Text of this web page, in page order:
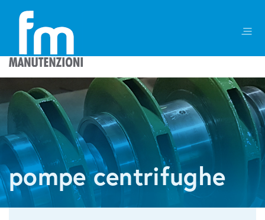
pompe centrifughe